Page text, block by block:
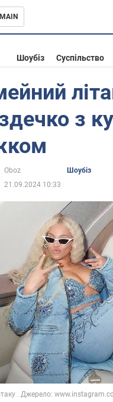
MAIN
Шоубіз Суспільство
з
Oboz
Шоубіз
21.09.2024 10:33
. Джерело: